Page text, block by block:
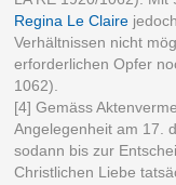
Regina Le Claire
Verhältnissen nicht
erforderlichen Opfer
1062).
[4] Gemäss
Angelegenheit am 17.
sodann bis zur
Christlichen Liebe